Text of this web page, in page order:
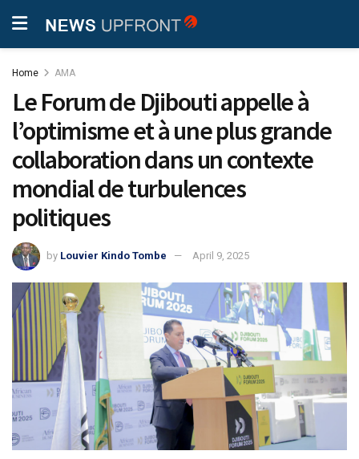
Home AMA
Le Forum de Djibouti appelle à
l’optimisme et à une plus grande
collaboration dans un contexte
mondial de turbulences
politiques
by Louvier Kindo Tombe April 9, 2025